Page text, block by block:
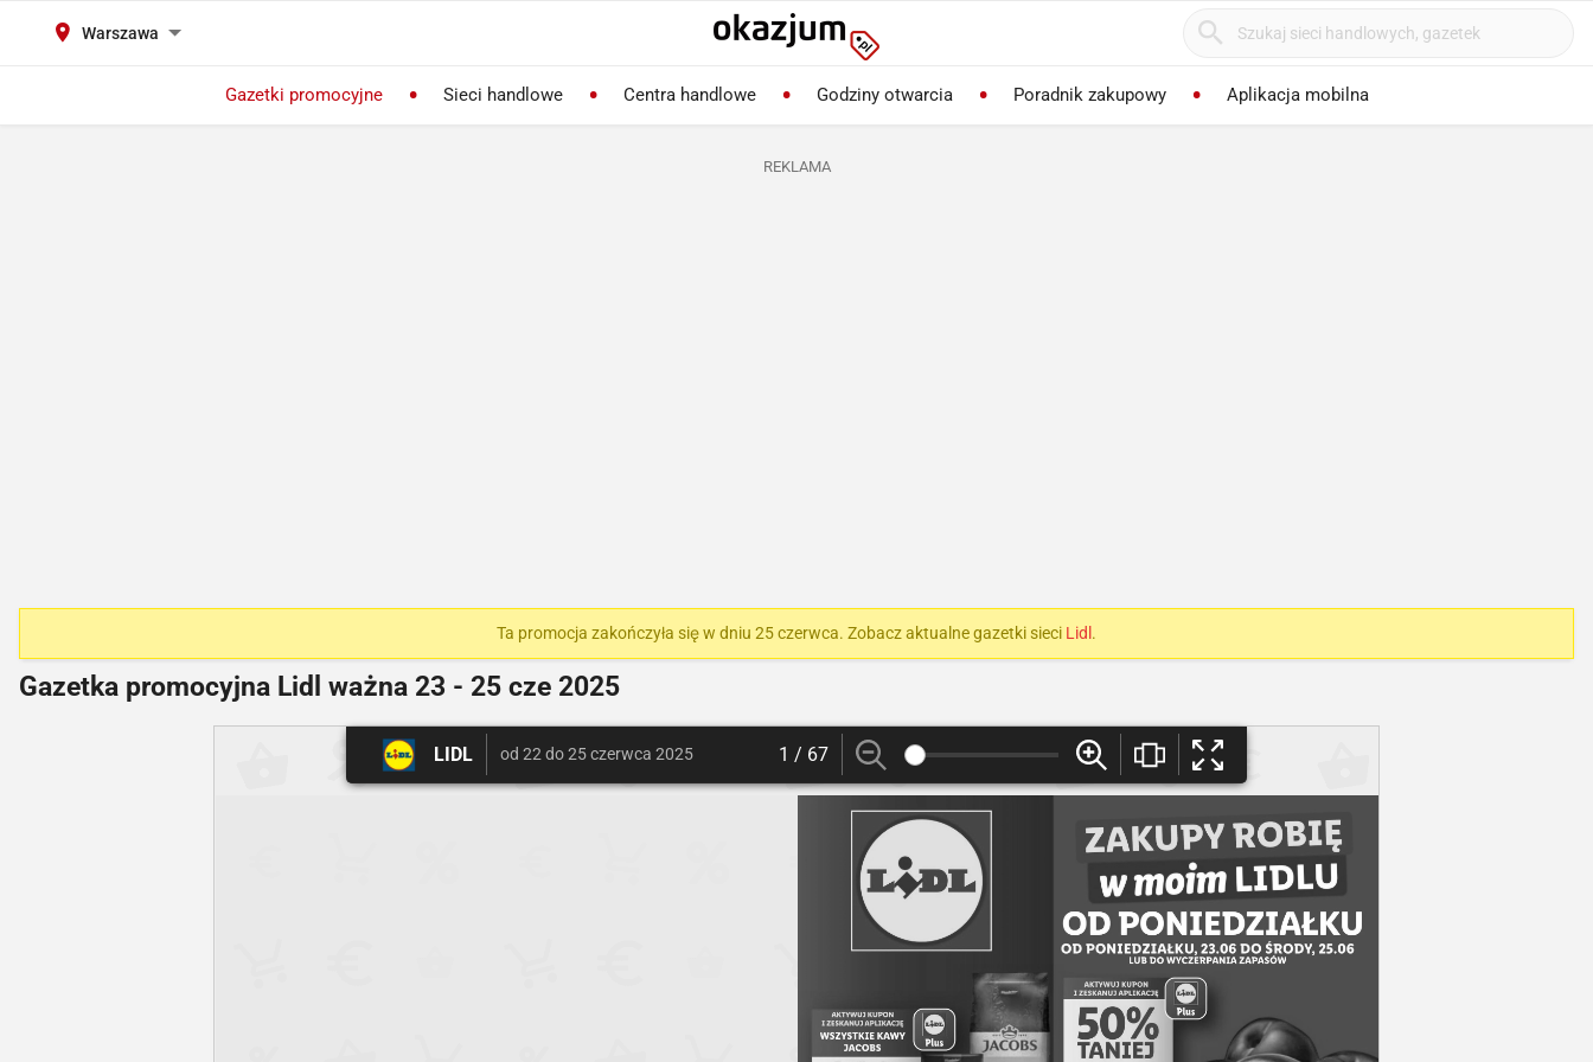
Warszawa
Gazetki promocyjne Sieci handlowe Centra handlowe Godziny otwarcia Poradnik zakupowy Aplikacja mobilna
REKLAMA
Ta promocja zakończyła się w dniu 25 czerwca. Zobacz aktualne gazetki sieci Lidl .
Gazetka promocyjna Lidl ważna 23 - 25 cze 2025
LIDL od 22 do 25 czerwca 2025 1 / 67